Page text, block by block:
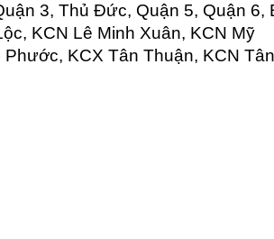
3, Thủ Đức, Quận 5, Quận 6,
KCN Lê Minh Xuân, KCN Mỹ
KCX Tân Thuận, KCN Tân